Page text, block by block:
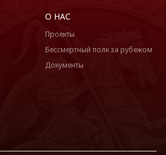
О НАС
Проекты
Бессмертный полк за рубежом
Документы